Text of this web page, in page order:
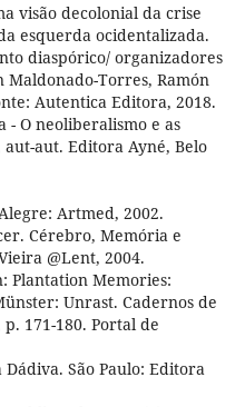
visão decolonial da crise
esquerda ocidentalizada.
diaspórico/ organizadores
Maldonado-Torres, Ramón
Autentica Editora, 2018.
- O neoliberalismo e as
aut. Editora Ayné, Belo
Artmed, 2002.
Cérebro, Memória e
@Lent, 2004.
Plantation Memories:
Unrast. Cadernos de
171-180. Portal de
São Paulo: Editora